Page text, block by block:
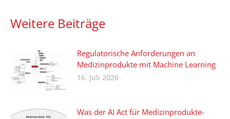
Weitere Beiträge
Regulatorische Anforderungen an
Medizinprodukte mit Machine Learning
16. Juli 2026
Was der AI Act für Medizinprodukte-